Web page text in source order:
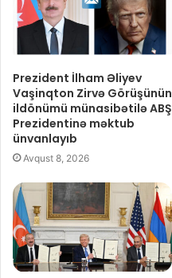
Prezident İlham Əliyev
Vaşinqton Zirvə Görüşünün
ildönümü münasibətilə ABŞ
Prezidentinə məktub
ünvanlayıb
Avqust 8, 2026